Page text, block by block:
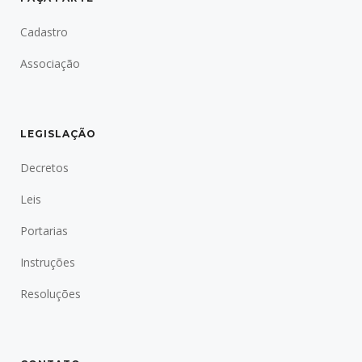
Cadastro
Associação
LEGISLAÇÃO
Decretos
Leis
Portarias
Instruções
Resoluções